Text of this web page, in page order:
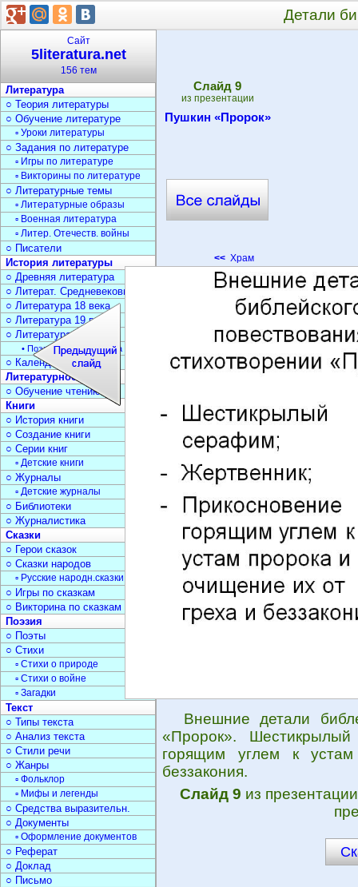
Детали
Cлайд 9
из презентации
Пушкин «Пророк»
<< Храм
Внешние детали
«Пророк».
горящим углем к
беззакония.
Слайд 9 из
Сайт
5literatura.net
156 тем
Литература
○ Теория литературы
○ Обучение литературе
▫ Уроки литературы
○ Задания по литературе
▫ Игры по литературе
▫ Викторины по литературе
○ Литературные темы
▫ Литературные образы
▫ Военная литература
▫ Литер. Отечеств. войны
○ Писатели
История литературы
○ Древняя литература
○ Литерат. Средневековья
○ Литература 18 века
○ Литература 19 века
○ Литература 20 века
• Поэзия Серебрян. века
○ Календарь дат
Литературное чтение
○ Обучение чтению
Книги
○ История книги
○ Создание книги
○ Серии книг
▫ Детские книги
○ Журналы
▫ Детские журналы
○ Библиотеки
○ Журналистика
Сказки
○ Герои сказок
○ Сказки народов
▫ Русские народн.сказки
○ Игры по сказкам
○ Викторина по сказкам
Поэзия
○ Поэты
○ Стихи
▫ Стихи о природе
▫ Стихи о войне
▫ Загадки
Текст
○ Типы текста
○ Анализ текста
○ Стили речи
○ Жанры
▫ Фольклор
▫ Мифы и легенды
○ Средства выразительн.
○ Документы
▫ Оформление документов
○ Реферат
○ Доклад
○ Письмо